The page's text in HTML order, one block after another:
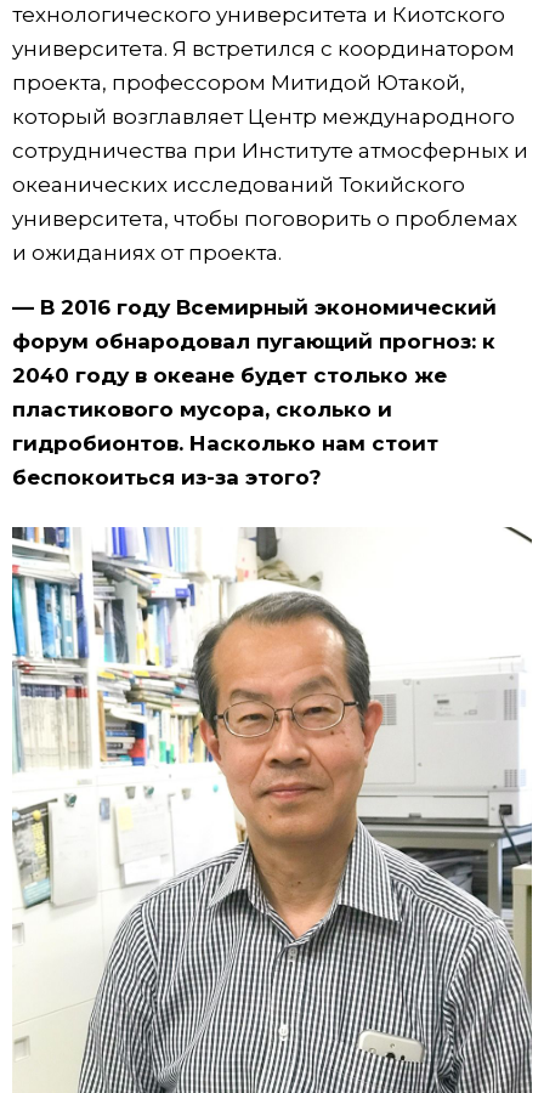
технологического университета и Киотского
университета. Я встретился с координатором
проекта, профессором Митидой Ютакой,
который возглавляет Центр международного
сотрудничества при Институте атмосферных и
океанических исследований Токийского
университета, чтобы поговорить о проблемах
и ожиданиях от проекта.
–– В 2016 году Всемирный экономический
форум обнародовал пугающий прогноз: к
2040 году в океане будет столько же
пластикового мусора, сколько и
гидробионтов. Насколько нам стоит
беспокоиться из-за этого?